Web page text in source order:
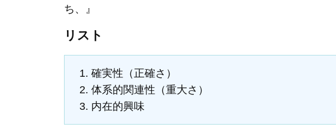
ち、』
リスト
確実性（正確さ）
体系的関連性（重大さ）
内在的興味